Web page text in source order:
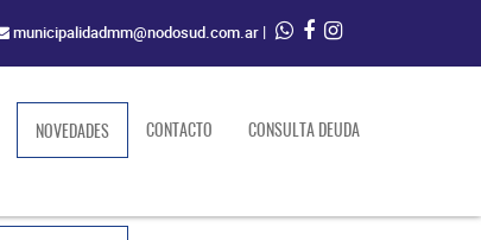
municipalidadmm@nodosud.com.ar |
NOVEDADES(current)CONTACTO CONSULTA DEUDA